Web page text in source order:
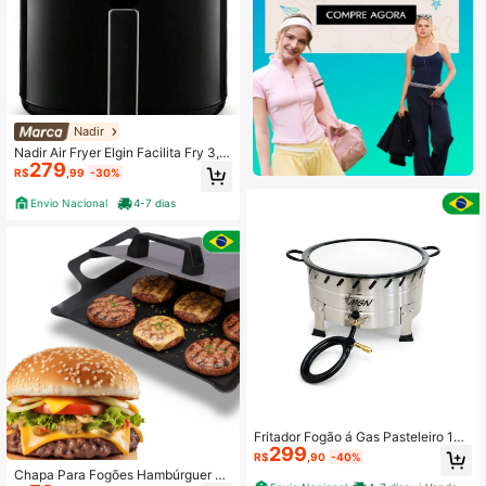
Nadir
Nadir Air Fryer Elgin Facilita Fry 3,5
L 220V Fritadeira Elétrica
R$279 ,99 -30%
Envio Nacional 4-7 dias
Chapa Para Fogões Hambúrguer C
Fritador Fogão á Gas Pasteleiro 10
Litros Inox n18 Alta Pressão Batata f
rita Salgado Pastel Promoção Tach
o
R$299 ,90 -40%